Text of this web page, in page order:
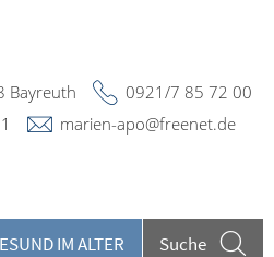
IM ALTER Suche
Bayreuth
0921/7 85 72 00
marien-apo@freenet.de